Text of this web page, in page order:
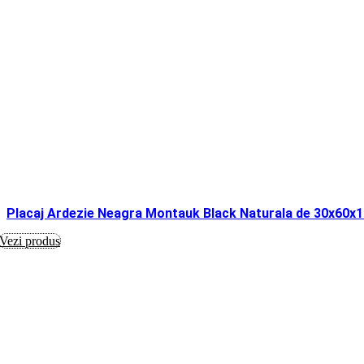
Placaj Ardezie Neagra Montauk Black Naturala de
Vezi produs